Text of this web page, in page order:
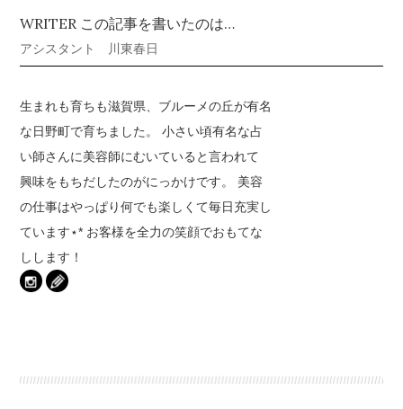
WRITER この記事を書いたのは…
アシスタント 川東春日
生まれも育ちも滋賀県、ブルーメの丘が有名
な日野町で育ちました。 小さい頃有名な占
い師さんに美容師にむいていると言われて
興味をもちだしたのがにっかけです。 美容
の仕事はやっぱり何でも楽しくて毎日充実し
ています⋆︎* お客様を全力の笑顔でおもてな
しします！